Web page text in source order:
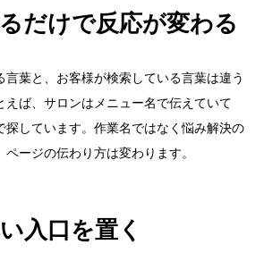
だけで反応が変わる
言葉と、お客様が検索している言葉は違う
えば、サロンはメニュー名で伝えていて
探しています。作業名ではなく悩み解決の
ージの伝わり方は変わります。
入口を置く